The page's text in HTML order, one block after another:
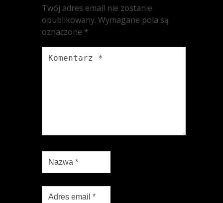
Twój adres email nie zostanie
opublikowany. Wymagane pola są
oznaczone *